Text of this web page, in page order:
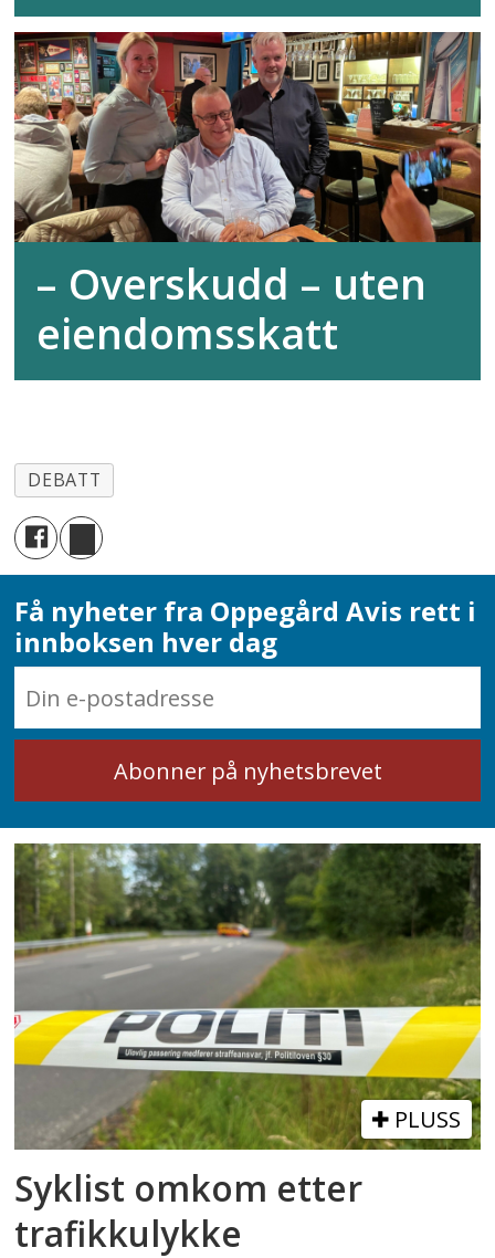
– Overskudd – uten
eiendomsskatt
DEBATT
Få nyheter fra Oppegård Avis rett i
innboksen hver dag
PLUSS
Syklist omkom etter
trafikkulykke